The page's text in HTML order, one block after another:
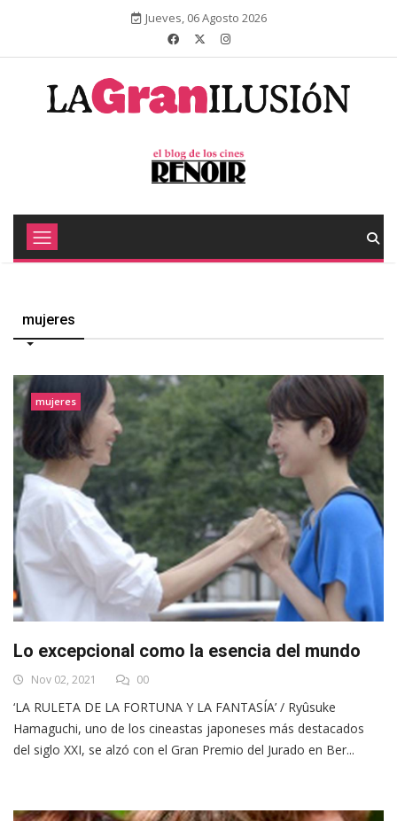
Jueves, 06 Agosto 2026
mujeres
mujeres
Lo excepcional como la esencia del mundo
Nov 02, 2021 00
‘LA RULETA DE LA FORTUNA Y LA FANTASÍA’ / Ryûsuke
Hamaguchi, uno de los cineastas japoneses más destacados
del siglo XXI, se alzó con el Gran Premio del Jurado en Ber...